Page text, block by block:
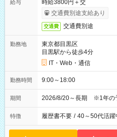
給与
時給3800円＋交
交通費別途支給あり
交通費 交通費別途
勤務地
東京都目黒区
目黒駅から徒歩4分
IT・Web・通信
勤務時間 9:00～18:00
期間 2026/8/20～長期 ※1年の
特徴 履歴書不要 / 40～50代活躍